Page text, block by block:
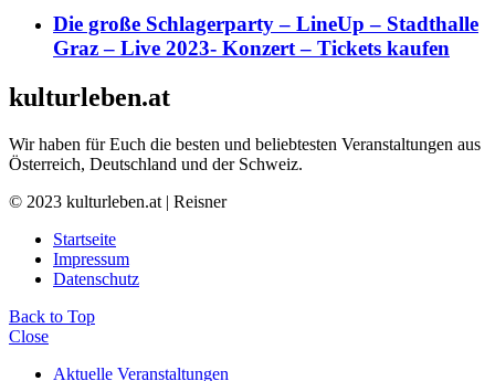
Die große Schlagerparty – LineUp – Stadthalle
Graz – Live 2023- Konzert – Tickets kaufen
kulturleben.at
Wir haben für Euch die besten und beliebtesten Veranstaltungen aus
Österreich, Deutschland und der Schweiz.
© 2023 kulturleben.at | Reisner
Startseite
Impressum
Datenschutz
Back to Top
Close
Aktuelle Veranstaltungen